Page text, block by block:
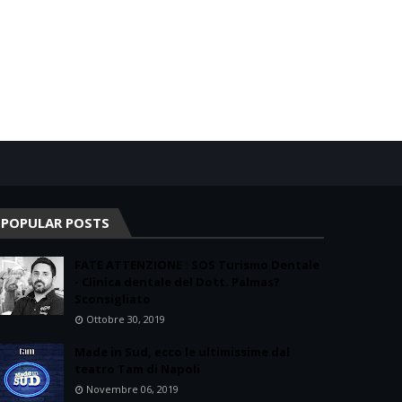
POPULAR POSTS
Ottobre 30, 2019
Novembre 06, 2019